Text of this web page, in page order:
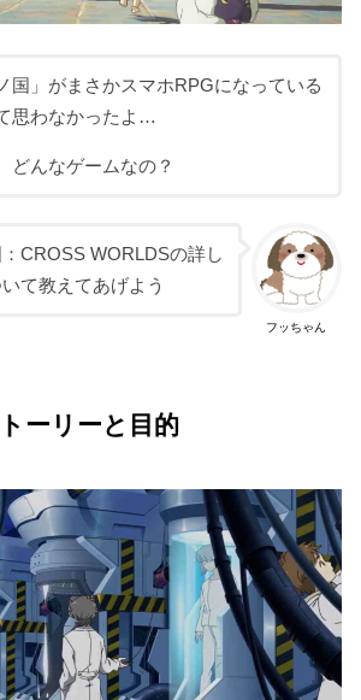
国」がまさかスマホRPGになっている
思わなかったよ…
どんなゲームなの？
フッちゃん
CROSS WORLDSの詳し
て教えてあげよう
ーリーと目的